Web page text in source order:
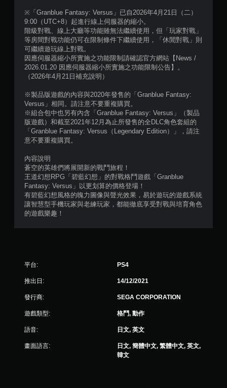
分
5
，
共
2
※「Granblue Fantasy: Versus」已自2026年4月21日（二）
9:00（UTC+8）起進行線上伺服器的縮小。
階級對戰、線上大廳等功能雖無法繼續使用，但「玩家對戰」
等房間對戰功能仍可在限制條件下繼續使用，「休閒對戰」則
可繼續遊玩線上對戰。
因應伺服器縮小所實施之功能限制請確認官方網站【News /
2026.01.20 因應伺服器縮小所實施之功能限制公告】。
（2026年4月21日補充說明）
※製品版遊戲的內容與2020年發售的「Granblue Fantasy:
Versus」相同。請注意不要重複購買。
※組合包中也另有內含「Granblue Fantasy: Versus」（製品
版遊戲）和截至2021年12月為止所發售的全DLC角色套組的
「Granblue Fantasy: Versus（Legendary Edition）」，請注
意不要重複購買。
內容說明
蒼空的英雄們將展開新的戰鬥旅程！
王道幻想RPG「碧藍幻想」的對戰格鬥遊戲「Granblue
Fantasy: Versus」以更划算的價格登場！
有碧藍幻想風格的魄力圖像與聲光效果，易於遊玩的遊戲系統
讓智慧型手機玩家與老練玩家，都能徹底享受對戰與培育角色
的遊戲樂趣！
平台: PS4
推出日: 14/12/2021
發行商: SEGA CORPORATION
遊戲類型: 格鬥, 動作
語音: 日文, 英文
畫面語言:
日文, 簡體中文, 繁體中文, 英文,
韓文